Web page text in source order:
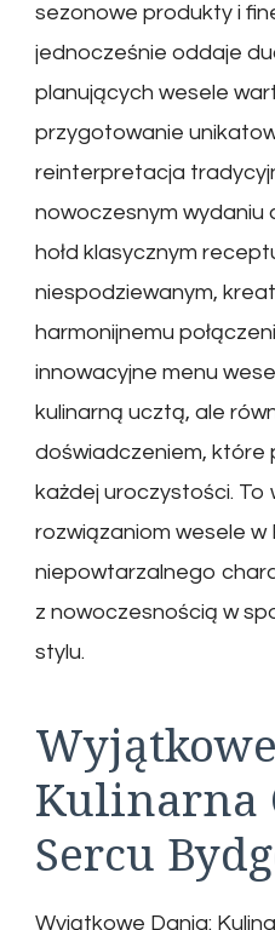
sezonowe produkty i
jednocześnie oddaje
planujących wesele
przygotowanie
reinterpretacja
nowoczesnym wydaniu
hołd klasycznym
niespodziewanym,
harmonijnemu
innowacyjne menu
kulinarną ucztą, ale
doświadczeniem, które
każdej uroczystości. To
rozwiązaniom wesele
niepowtarzalnego
z nowoczesnością w
stylu.
Kulinarna
Sercu
Wyjątkowe Dania: